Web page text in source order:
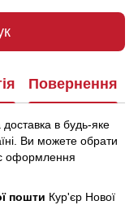
Повернення
в будь-яке
Ви можете обрати
оформлення
пошти Кур'єр Нової